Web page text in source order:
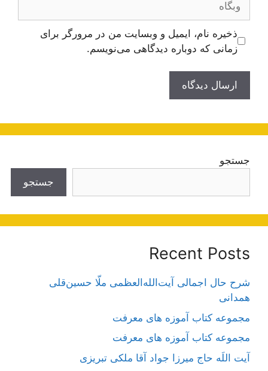
ذخیره نام، ایمیل و وبسایت من در مرورگر برای
زمانی که دوباره دیدگاهی می‌نویسم.
جستجو
جستجو
Recent Posts
شرح حال اجمالی آیت‌الله‌العظمی ملّا حسین‌قلی
همدانی
مجموعه کتاب آموزه های معرفت
مجموعه کتاب آموزه های معرفت
آیت اللَه حاج میرزا جواد آقا ملکی تبریزی